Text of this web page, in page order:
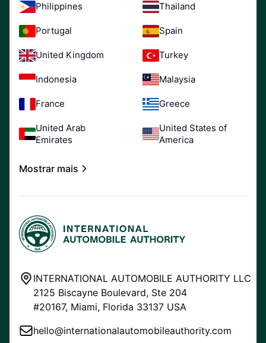
Philippines Thailand
Portugal Spain
United Kingdom Turkey
Indonesia Malaysia
France Greece
United Arab
Emirates
United States of
America
Mostrar mais
INTERNATIONAL AUTOMOBILE AUTHORITY LLC
2125 Biscayne Boulevard, Ste 204
#20167, Miami, Florida 33137 USA
hello@internationalautomobileauthority.com